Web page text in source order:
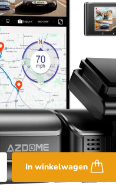
In winkelwagen